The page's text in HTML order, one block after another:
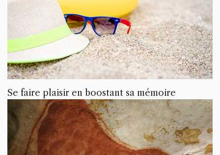
Se faire plaisir en boostant sa mémoire